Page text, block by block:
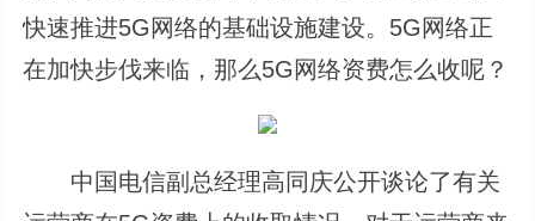
快速推进5G网络的基础设施建设。5G网络正
在加快步伐来临，那么5G网络资费怎么收呢？
中国电信副总经理高同庆公开谈论了有关